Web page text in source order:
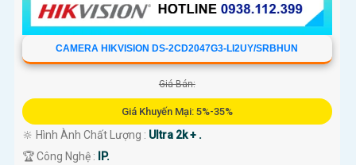
CAMERA HIKVISION DS-2CD2047G3-LI2UY/SRBHUN
Giá Bán:
Giá Khuyến Mại: 5%-35%
🔆 Hình Ành Chất Lượng : Ultra 2k + .
🏆 Công Nghệ : IP.